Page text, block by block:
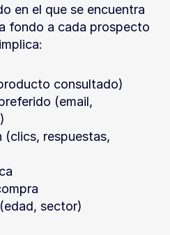
en el que se encuentra
fondo a cada prospecto
consultado)
(email,
(clics, respuestas,
sector)